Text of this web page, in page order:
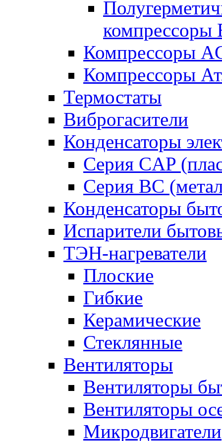
компрессоры
Компрессоры
Компрессоры
Термостаты
Виброгасители
Конденсаторы
Серия CAP
Серия BC
Конденсаторы
Испарители
ТЭН-нагреватели
Плоские
Гибкие
Керамические
Стеклянные
Вентиляторы
Вентиляторы
Вентиляторы
Микродвигатели